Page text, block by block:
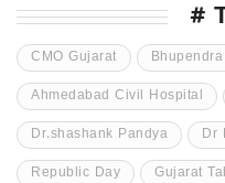
#
CMO Gujarat
Ahmedabad Civil Hospital
Dr.shashank Pandya Dr
Republic Day Gujarat